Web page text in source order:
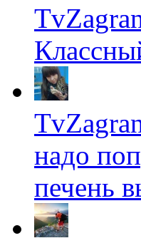
надо
печень